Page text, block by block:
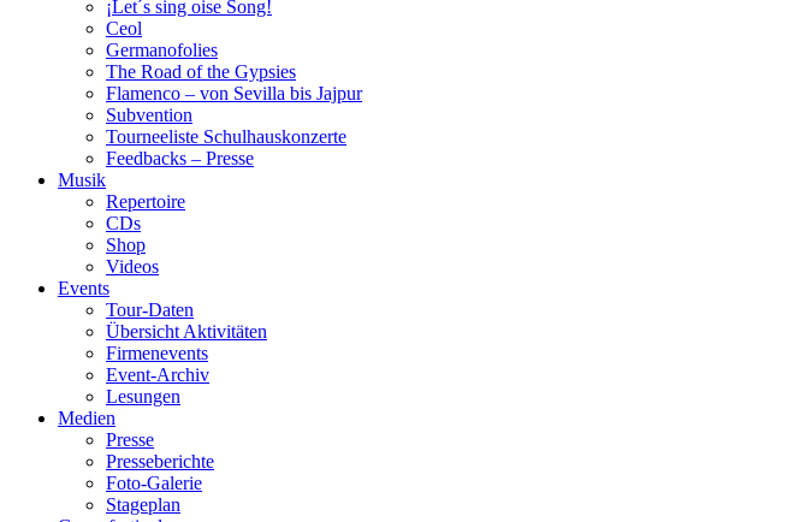
¡Let´s sing oise Song!
Ceol
Germanofolies
The Road of the Gypsies
Flamenco – von Sevilla bis Jajpur
Subvention
Tourneeliste Schulhauskonzerte
Feedbacks – Presse
Musik
Repertoire
CDs
Shop
Videos
Events
Tour-Daten
Übersicht Aktivitäten
Firmenevents
Event-Archiv
Lesungen
Medien
Presse
Presseberichte
Foto-Galerie
Stageplan